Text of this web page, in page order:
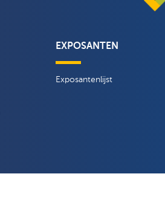
EXPOSANTEN
Exposantenlijst